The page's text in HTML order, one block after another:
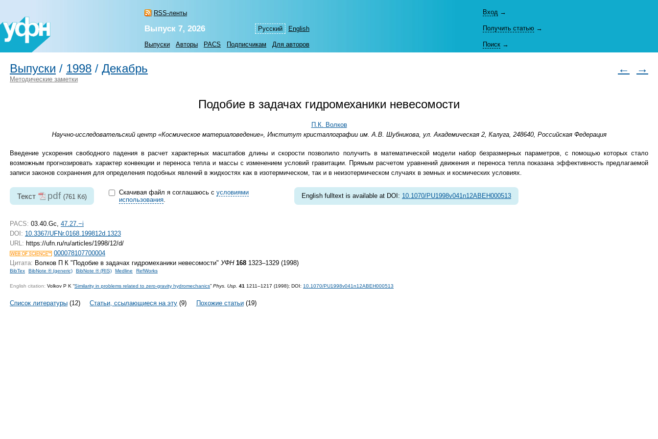
RSS-ленты
Русский English
Вход →
Выпуск 7, 2026 Получить статью →
Выпуски Авторы PACS Подписчикам Для авторов Поиск →
Выпуски / 1998 / Декабрь ← →
Методические заметки
Подобие в задачах гидромеханики невесомости
П.К. Волков
Научно-исследовательский центр «Космическое материаловедение», Институт кристаллографии им. A.В. Шубникова, ул. Академическая 2, Калуга, 248640, Российская Федерация
Введение ускорения свободного падения в расчет характерных масштабов длины и скорости позволило получить в математической модели набор безразмерных параметров, с помощью которых стало
возможным прогнозировать характер конвекции и переноса тепла и массы с изменением условий гравитации. Прямым расчетом уравнений движения и переноса тепла показана эффективность предлагаемой
записи законов сохранения для определения подобных явлений в жидкостях как в изотермическом, так и в неизотермическом случаях в земных и космических условиях.
Текст pdf (761 Кб)
Скачивая файл я соглашаюсь с условиями
использования.
English fulltext is available at DOI: 10.1070/PU1998v041n12ABEH000513
PACS: 03.40.Gc, 47.27.−i
DOI: 10.3367/UFNr.0168.199812d.1323
URL: https://ufn.ru/ru/articles/1998/12/d/
000078107700004
Цитата: Волков П К "Подобие в задачах гидромеханики невесомости" УФН 168 1323–1329 (1998)
BibTex BibNote ® (generic) BibNote ® (RIS) Medline RefWorks
English citation: Volkov P K “Similarity in problems related to zero-gravity hydromechanics” Phys. Usp. 41 1211–1217 (1998); DOI: 10.1070/PU1998v041n12ABEH000513
Список литературы (12) Статьи, ссылающиеся на эту (9) Похожие статьи(19)